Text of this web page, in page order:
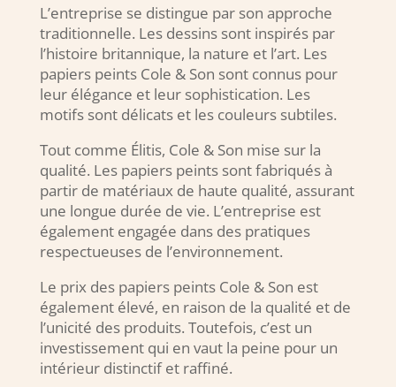
L’entreprise se distingue par son approche
traditionnelle. Les dessins sont inspirés par
l’histoire britannique, la nature et l’art. Les
papiers peints Cole & Son sont connus pour
leur élégance et leur sophistication. Les
motifs sont délicats et les couleurs subtiles.
Tout comme Élitis, Cole & Son mise sur la
qualité. Les papiers peints sont fabriqués à
partir de matériaux de haute qualité, assurant
une longue durée de vie. L’entreprise est
également engagée dans des pratiques
respectueuses de l’environnement.
Le prix des papiers peints Cole & Son est
également élevé, en raison de la qualité et de
l’unicité des produits. Toutefois, c’est un
investissement qui en vaut la peine pour un
intérieur distinctif et raffiné.